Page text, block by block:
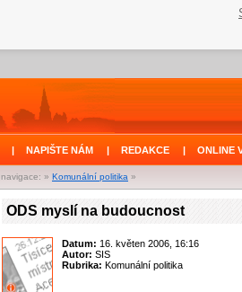
| NAPIŠTE NÁM | REDAKCE | ONLINE
navigace: » Komunální politika »
ODS myslí na budoucnost
Datum: 16. květen 2006, 16:16
Autor: SIS
Rubrika: Komunální politika